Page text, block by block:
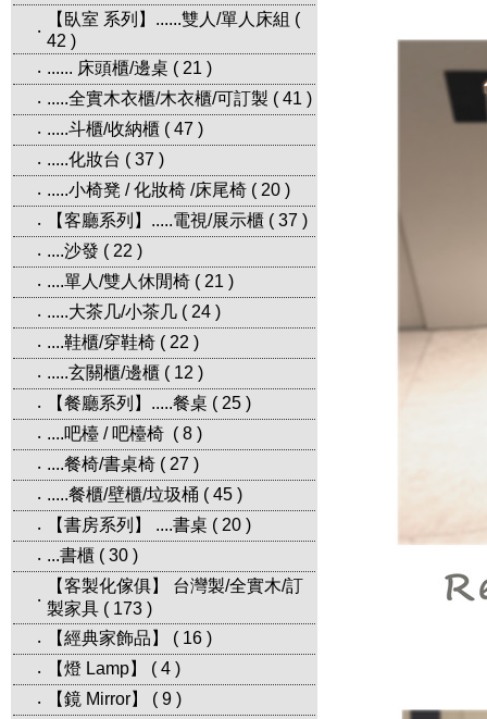
‧
【臥室 系列】......雙人/單人床組 (
42 )
‧ ...... 床頭櫃/邊桌 ( 21 )
‧ .....全實木衣櫃/木衣櫃/可訂製 ( 41 )
‧ .....斗櫃/收納櫃 ( 47 )
‧ .....化妝台 ( 37 )
‧ .....小椅凳 / 化妝椅 /床尾椅 ( 20 )
‧
【客廳系列】.....電視/展示櫃 ( 37 )
‧ ....沙發 ( 22 )
‧ ....單人/雙人休閒椅 ( 21 )
‧ .....大茶几/小茶几 ( 24 )
‧ ....鞋櫃/穿鞋椅 ( 22 )
‧ .....玄關櫃/邊櫃 ( 12 )
‧
【餐廳系列】.....餐桌 ( 25 )
‧ ....吧檯 / 吧檯椅 ( 8 )
‧ ....餐椅/書桌椅 ( 27 )
‧ .....餐櫃/壁櫃/垃圾桶 ( 45 )
‧
【書房系列】 ....書桌 ( 20 )
‧ ...書櫃 ( 30 )
‧
【客製化傢俱】 台灣製/全實木/訂
製家具 ( 173 )
‧
【經典家飾品】 ( 16 )
‧
【燈 Lamp】 ( 4 )
‧
【鏡 Mirror】 ( 9 )